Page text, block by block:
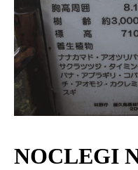
NOCLEGI